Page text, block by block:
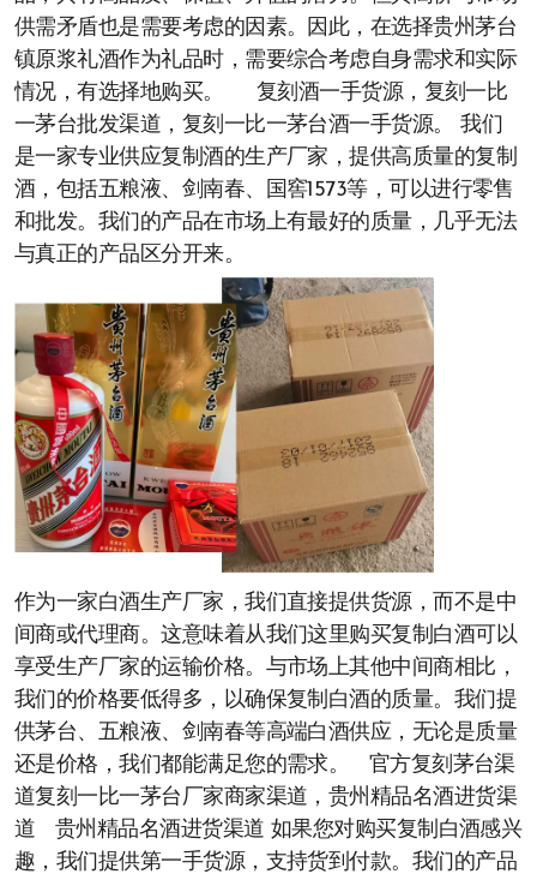
供需矛盾也是需要考虑的因素。因此，在选择贵州茅台
镇原浆礼酒作为礼品时，需要综合考虑自身需求和实际
情况，有选择地购买。 复刻酒一手货源，复刻一比
一茅台批发渠道，复刻一比一茅台酒一手货源。 我们
是一家专业供应复制酒的生产厂家，提供高质量的复制
酒，包括五粮液、剑南春、国窖1573等，可以进行零售
和批发。我们的产品在市场上有最好的质量，几乎无法
与真正的产品区分开来。
作为一家白酒生产厂家，我们直接提供货源，而不是中
间商或代理商。这意味着从我们这里购买复制白酒可以
享受生产厂家的运输价格。与市场上其他中间商相比，
我们的价格要低得多，以确保复制白酒的质量。我们提
供茅台、五粮液、剑南春等高端白酒供应，无论是质量
还是价格，我们都能满足您的需求。 官方复刻茅台渠
道复刻一比一茅台厂家商家渠道，贵州精品名酒进货渠
道 贵州精品名酒进货渠道 如果您对购买复制白酒感兴
趣，我们提供第一手货源，支持货到付款。我们的产品